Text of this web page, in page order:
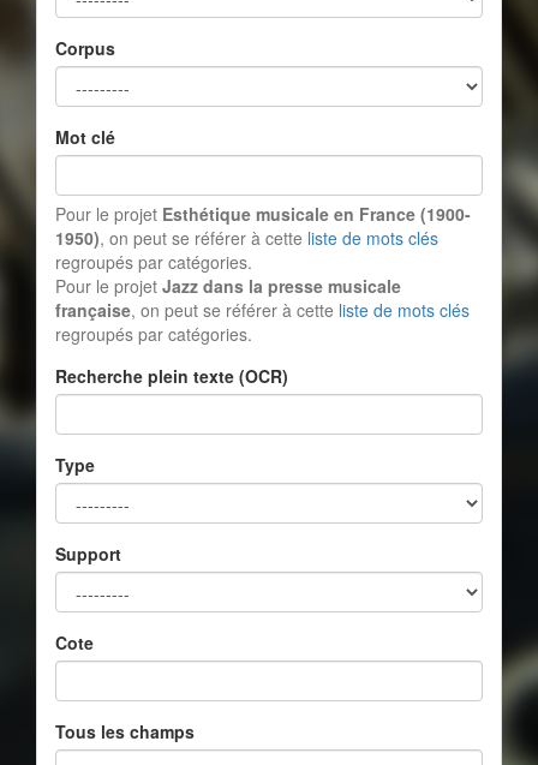
Corpus
Mot clé
Pour le projet Esthétique musicale en France (1900-
1950), on peut se référer à cette liste de mots clés
regroupés par catégories.
Pour le projet Jazz dans la presse musicale
française, on peut se référer à cette liste de mots clés
regroupés par catégories.
Recherche plein texte (OCR)
Type
Support
Cote
Tous les champs